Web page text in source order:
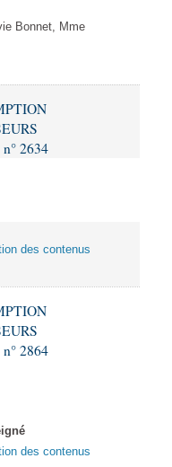
Bonnet, Mme
2634
des contenus
2864
des contenus